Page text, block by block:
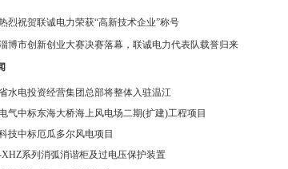
烈祝贺联诚电力荣获“高新技术企业”称号
博市创新创业大赛决赛落幕，联诚电力代表队载誉归来
水电投资经营集团总部将整体入驻温江
气中标东海大桥海上风电场二期(扩建)工程项目
技中标厄瓜多尔风电项目
XHZ系列消弧消谐柜及过电压保护装置